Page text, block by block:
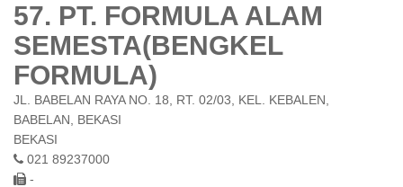
57. PT. FORMULA ALAM
SEMESTA(BENGKEL
FORMULA)
JL. BABELAN RAYA NO. 18, RT. 02/03, KEL. KEBALEN,
BABELAN, BEKASI
BEKASI
021 89237000
-